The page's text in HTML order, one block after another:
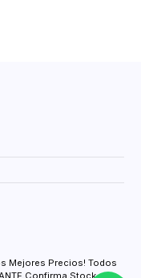
Mejores Precios! Todos
Confirma Stock